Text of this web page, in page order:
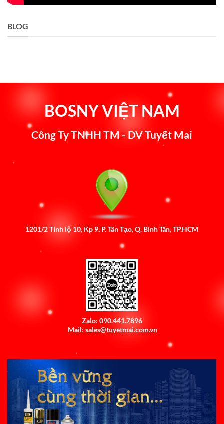
BLOG
BOSNY VIỆT NAM
Công Ty TNHH TM - DV Tuyết Mai
1201/2 Tỉnh lộ 10, Kp 9, P. Tân Tạo, Q. Bình Tân, TP.HCM
Zalo: 090.441.7896
Mail: sales@tuyetmai.com.vn